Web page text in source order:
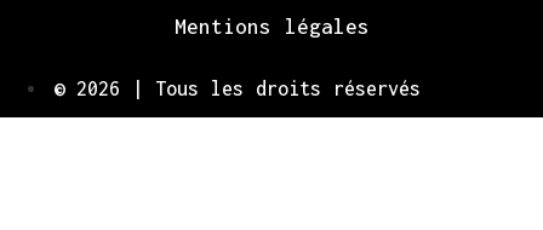
Mentions légales
© 2026 | Tous les droits réservés